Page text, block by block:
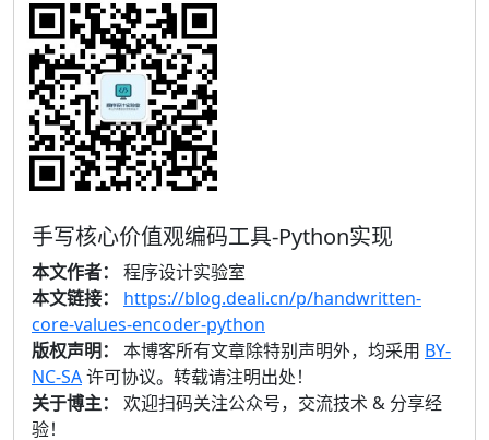
手写核心价值观编码工具-Python实现
本文作者：
程序设计实验室
本文链接：
https://blog.deali.cn/p/handwritten-
core-values-encoder-python
版权声明：
本博客所有文章除特别声明外，均采用 BY-
NC-SA许可协议。转载请注明出处！
关于博主：
欢迎扫码关注公众号，交流技术 & 分享经
验！